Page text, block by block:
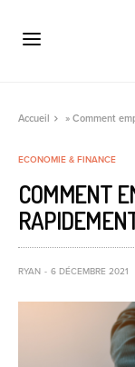
Accueil »Comment
ECONOMIE & FINANCE
COMMENT
RYAN 6 DÉCEMBRE 2021